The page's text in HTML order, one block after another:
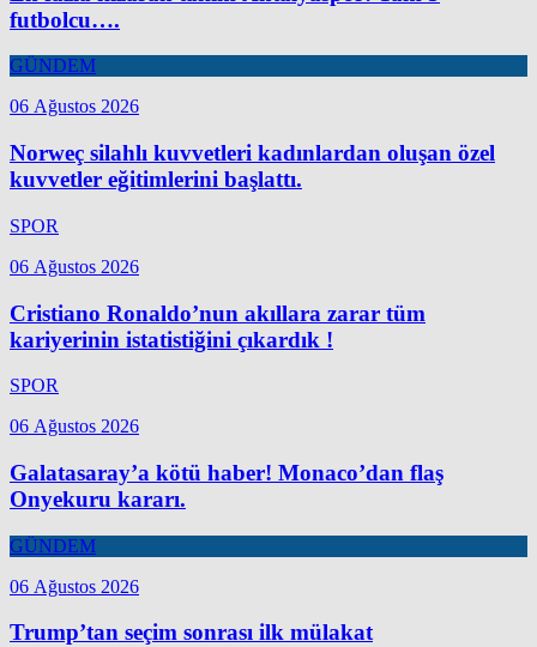
futbolcu….
GÜNDEM
06 Ağustos 2026
Norweç silahlı kuvvetleri kadınlardan oluşan özel
kuvvetler eğitimlerini başlattı.
SPOR
06 Ağustos 2026
Cristiano Ronaldo’nun akıllara zarar tüm
kariyerinin istatistiğini çıkardık !
SPOR
06 Ağustos 2026
Galatasaray’a kötü haber! Monaco’dan flaş
Onyekuru kararı.
GÜNDEM
06 Ağustos 2026
Trump’tan seçim sonrası ilk mülakat